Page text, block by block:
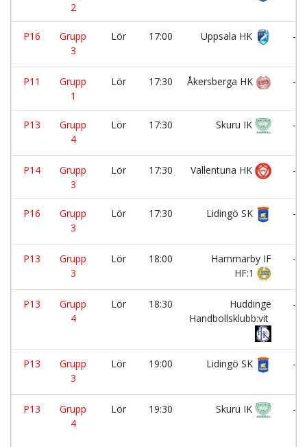
2
P16
Grupp
3
Lör 17:00 Uppsala HK -
P11
Grupp
1
Lör 17:30 Åkersberga HK -
P13
Grupp
4
Lör 17:30 Skuru IK -
P14
Grupp
3
Lör 17:30 Vallentuna HK -
P16
Grupp
3
Lör 17:30 Lidingö SK -
P13
Grupp
3
Lör 18:00
Hammarby IF
HF:1
-
P13
Grupp
4
Lör 18:30
Huddinge
Handbollsklubb:vit
-
P13
Grupp
3
Lör 19:00 Lidingö SK -
P13
Grupp
4
Lör 19:30 Skuru IK -